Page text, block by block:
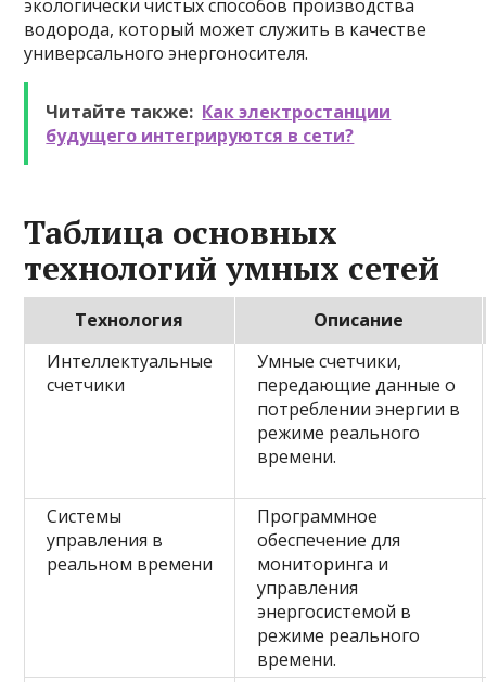
экологически чистых способов производства
водорода, который может служить в качестве
универсального энергоносителя.
Читайте также: Как электростанции
будущего интегрируются в сети?
Таблица основных
технологий умных сетей
Технология
Описание
Интеллектуальные
счетчики
Умные счетчики,
передающие данные о
потреблении энергии в
режиме реального
времени.
Системы
управления в
реальном времени
Программное
обеспечение для
мониторинга и
управления
энергосистемой в
режиме реального
времени.